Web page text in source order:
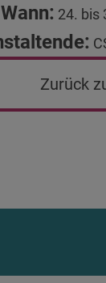
Wann: 24. bis
Zurück